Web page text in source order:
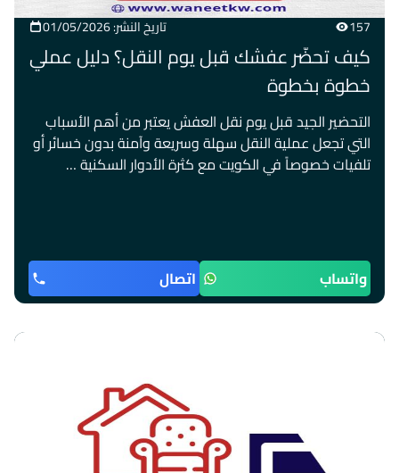
157 تاريخ النشر: 01/05/2026
كيف تحضّر عفشك قبل يوم النقل؟ دليل عملي
خطوة بخطوة
التحضير الجيد قبل يوم نقل العفش يعتبر من أهم الأسباب
التي تجعل عملية النقل سهلة وسريعة وآمنة بدون خسائر أو
تلفيات خصوصاً في الكويت مع كثرة الأدوار السكنية …
واتساب اتصال